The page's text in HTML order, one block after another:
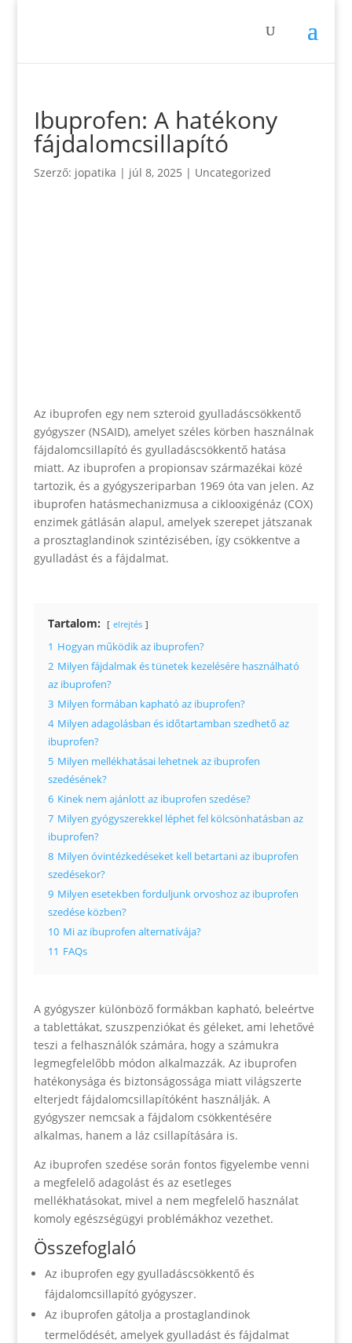
Ibuprofen: A hatékony
fájdalomcsillapító
Szerző: jopatika | júl 8, 2025 | Uncategorized
Az ibuprofen egy nem szteroid gyulladáscsökkentő
gyógyszer (NSAID), amelyet széles körben használnak
fájdalomcsillapító és gyulladáscsökkentő hatása
miatt. Az ibuprofen a propionsav származékai közé
tartozik, és a gyógyszeriparban 1969 óta van jelen. Az
ibuprofen hatásmechanizmusa a ciklooxigénáz (COX)
enzimek gátlásán alapul, amelyek szerepet játszanak
a prosztaglandinok szintézisében, így csökkentve a
gyulladást és a fájdalmat.
Tartalom: elrejtés
1 Hogyan működik az ibuprofen?
2 Milyen fájdalmak és tünetek kezelésére használható
az ibuprofen?
3 Milyen formában kapható az ibuprofen?
4 Milyen adagolásban és időtartamban szedhető az
ibuprofen?
5 Milyen mellékhatásai lehetnek az ibuprofen
szedésének?
6 Kinek nem ajánlott az ibuprofen szedése?
7 Milyen gyógyszerekkel léphet fel kölcsönhatásban az
ibuprofen?
8 Milyen óvintézkedéseket kell betartani az ibuprofen
szedésekor?
9 Milyen esetekben forduljunk orvoshoz az ibuprofen
szedése közben?
10 Mi az ibuprofen alternatívája?
11 FAQs
A gyógyszer különböző formákban kapható, beleértve
a tablettákat, szuszpenziókat és géleket, ami lehetővé
teszi a felhasználók számára, hogy a számukra
legmegfelelőbb módon alkalmazzák. Az ibuprofen
hatékonysága és biztonságossága miatt világszerte
elterjedt fájdalomcsillapítóként használják. A
gyógyszer nemcsak a fájdalom csökkentésére
alkalmas, hanem a láz csillapítására is.
Az ibuprofen szedése során fontos figyelembe venni
a megfelelő adagolást és az esetleges
mellékhatásokat, mivel a nem megfelelő használat
komoly egészségügyi problémákhoz vezethet.
Összefoglaló
Az ibuprofen egy gyulladáscsökkentő és
fájdalomcsillapító gyógyszer.
Az ibuprofen gátolja a prostaglandinok
termelődését, amelyek gyulladást és fájdalmat